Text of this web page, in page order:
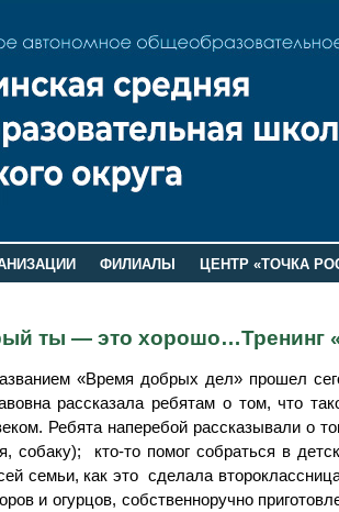
ФИЛИАЛЫ
ЦЕНТР «ТОЧКА
ты — это хорошо…Тренинг
«Время добрых дел» прошел
рассказала ребятам о том, что
Ребята наперебой рассказывали о
собаку); кто-то помог собраться в
семьи, как это сделала
и огурцов, собственноручно